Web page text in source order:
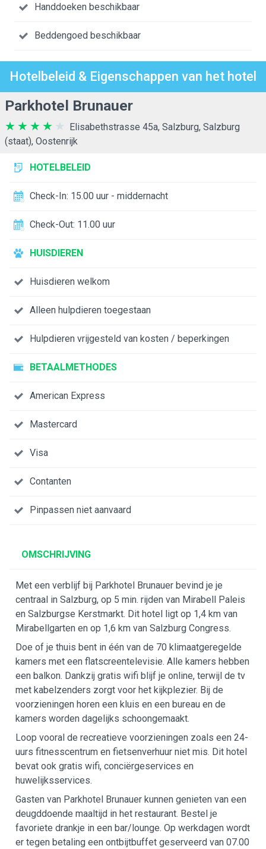
Handdoeken beschikbaar
Beddengoed beschikbaar
Hotelbeleid & Eigenschappen van het hotel
Parkhotel Brunauer
Elisabethstrasse 45a, Salzburg, Salzburg
(staat), Oostenrijk
HOTELBELEID
Check-In: 15.00 uur - middernacht
Check-Out: 11.00 uur
HUISDIEREN
Huisdieren welkom
Alleen hulpdieren toegestaan
Hulpdieren vrijgesteld van kosten / beperkingen
BETAALMETHODES
American Express
Mastercard
Visa
Contanten
Pinpassen niet aanvaard
OMSCHRIJVING
Met een verblijf bij Parkhotel Brunauer bevind je je
centraal in Salzburg, op 5 min. rijden van Mirabell Paleis
en Salzburgse Kerstmarkt. Dit hotel ligt op 1,4 km van
Mirabellgarten en op 1,6 km van Salzburg Congress.
Doe of je thuis bent in één van de 70 klimaatgeregelde
kamers met een flatscreentelevisie. Alle kamers hebben
een balkon. Dankzij gratis wifi blijf je online, terwijl de tv
met kabelzenders zorgt voor het kijkplezier. Bij de
voorzieningen horen een kluis en een bureau en de
kamers worden dagelijks schoongemaakt.
Loop vooral de recreatieve voorzieningen zoals een 24-
uurs fitnesscentrum en fietsenverhuur niet mis. Dit hotel
bevat ook gratis wifi, conciërgeservices en
huwelijksservices.
Gasten van Parkhotel Brunauer kunnen genieten van een
deugddoende maaltijd in het restaurant. Bestel je
favoriete drankje in een bar/lounge. Op werkdagen wordt
er tegen betaling een ontbijtbuffet geserveerd van 07.00